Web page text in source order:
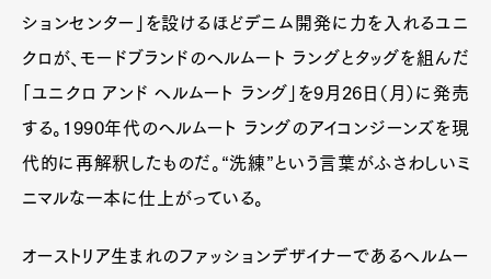
ションセンター」を設けるほどデニム開発に力を入れるユニ
クロが、モードブランドのヘルムート ラングとタッグを組んだ
「ユニクロ アンド ヘルムート ラング」を9月26日（月）に発売
する。1990年代のヘルムート ラングのアイコンジーンズを現
代的に再解釈したものだ。“洗練”という言葉がふさわしいミ
ニマルな一本に仕上がっている。
オーストリア生まれのファッションデザイナーであるヘルムー